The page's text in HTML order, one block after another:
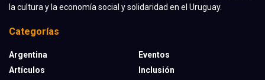
la cultura y la economía social y solidaridad en el Uruguay.
Categorías
Argentina
Artículos
Eventos
Inclusión